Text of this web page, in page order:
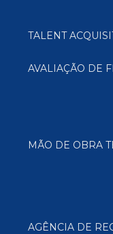
TALENT
AVALIAÇÃO DE
MÃO DE OBRA
AGÊNCIA DE